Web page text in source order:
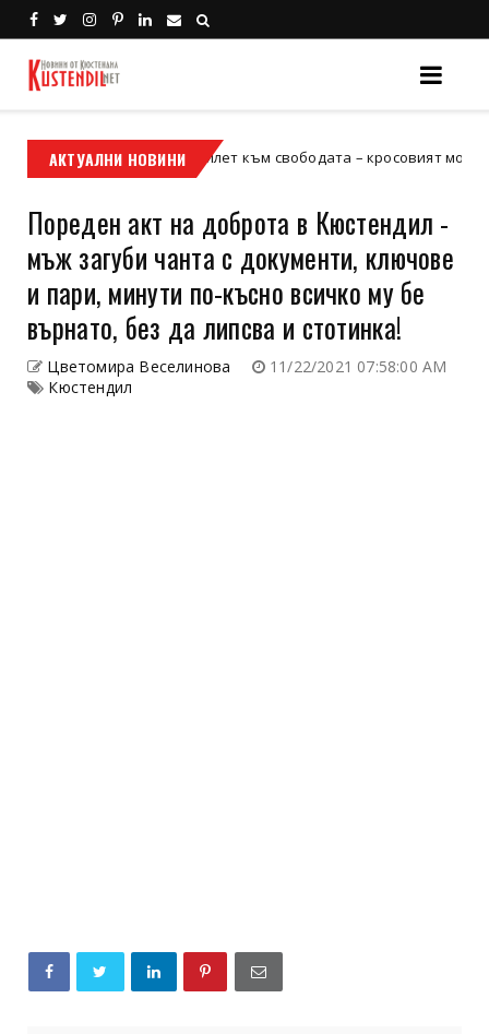
АКТУАЛНИ НОВИНИ
Кой е твоят билет към свободата – кросовият мотор или
Пореден акт на доброта в Кюстендил -
мъж загуби чанта с документи, ключове
и пари, минути по-късно всичко му бе
върнато, без да липсва и стотинка!
Цветомира Веселинова
11/22/2021 07:58:00 AM
Кюстендил